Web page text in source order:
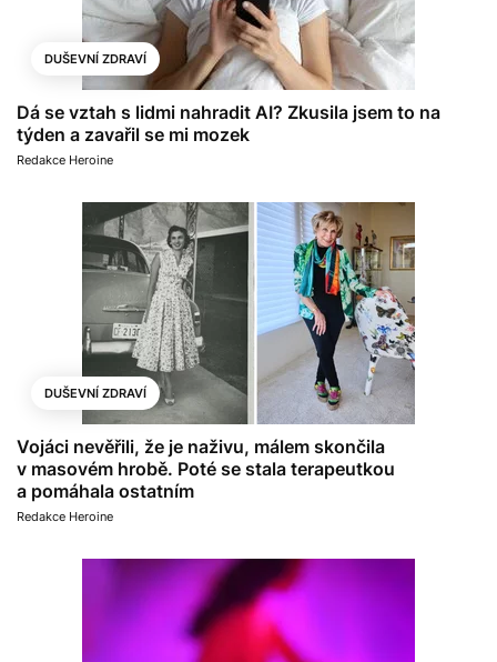
DUŠEVNÍ ZDRAVÍ
Dá se vztah s lidmi nahradit AI? Zkusila jsem to na
týden a zavařil se mi mozek
Redakce Heroine
DUŠEVNÍ ZDRAVÍ
Vojáci nevěřili, že je naživu, málem skončila
v masovém hrobě. Poté se stala terapeutkou
a pomáhala ostatním
Redakce Heroine